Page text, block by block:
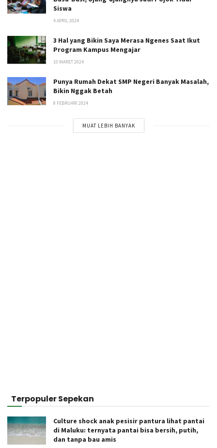
Siswa
4 APRIL 2024
3 Hal yang Bikin Saya Merasa Ngenes Saat Ikut
Program Kampus Mengajar
10 MARET 2024
Punya Rumah Dekat SMP Negeri Banyak Masalah,
Bikin Nggak Betah
8 FEBRUARI 2024
MUAT LEBIH BANYAK
Terpopuler Sepekan
Culture shock anak pesisir pantura lihat pantai
di Maluku: ternyata pantai bisa bersih, putih,
dan tanpa bau amis